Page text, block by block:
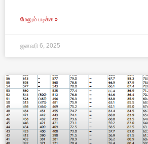
மேலும் படிக்க »
ஜனவரி 6, 2025